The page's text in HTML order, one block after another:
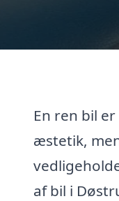
En ren bil
æstetik,
af bil i